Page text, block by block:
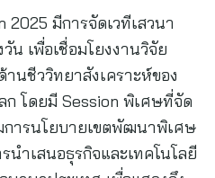
2025 มีการจัดเวทีเสวนา
น เพื่อเชื่อมโยงงานวิจัย
นชีววิทยาสังเคราะห์ของ
ก โดยมี Session พิเศษที่จัด
ารนโยบายเขตพัฒนาพิเศษ
นำเสนอธุรกิจและเทคโนโลยี